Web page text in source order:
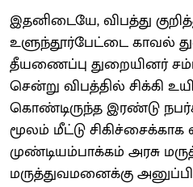
இதனிடையே, விபத்து
உளுந்தூர்பேட்டை காவல்
தீயணைப்பு துறையினர்
சென்று விபத்தில் சிக்கி
கொண்டிருந்த இரண்டு
மூலம் மீட்டு சிகிச்சைக்காக
முண்டியம்பாக்கம் அரசு
மருத்துவமனைக்கு